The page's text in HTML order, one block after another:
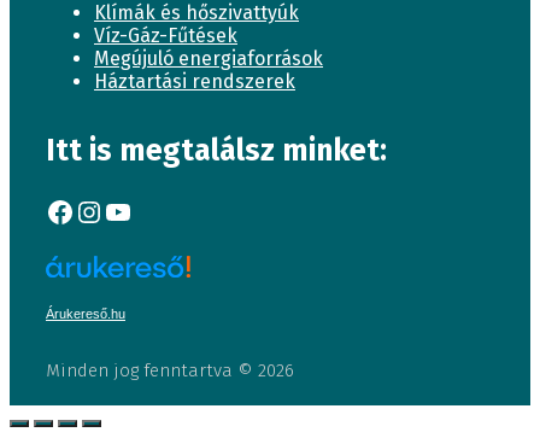
Klímák és hőszivattyúk
Víz-Gáz-Fűtések
Megújuló energiaforrások
Háztartási rendszerek
Itt is megtalálsz minket:
Facebook
Instagram
YouTube
Árukereső.hu
Minden jog fenntartva © 2026